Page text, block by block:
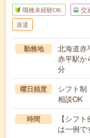
職種未経験OK 交
派遣
勤務地
北海道赤
赤平駅か
分
曜日頻度
シフト制
相談OK
時間
【シフ
は一例